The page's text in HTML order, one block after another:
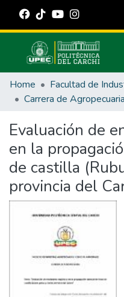
Communities & Collections
All of DSpace
Estadísticas Externas
Manuales
Home
Carrera de Agropecuaria
Evaluación de
en la
de castilla
provincia del